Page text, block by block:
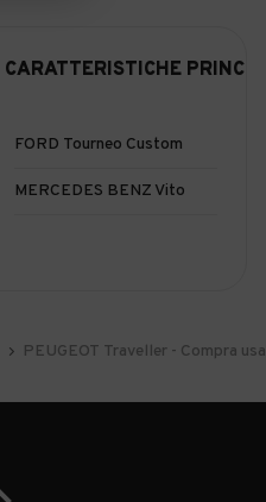
CARATTERISTICHE
FORD Tourneo Custom
MERCEDES BENZ Vito
PEUGEOT Traveller - Compra